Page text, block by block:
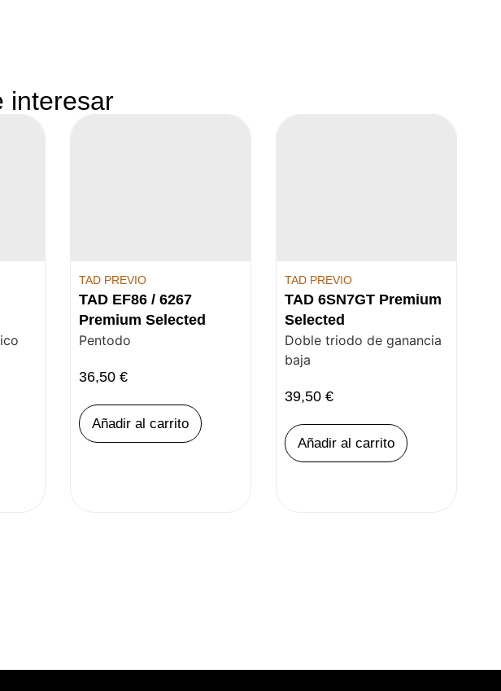
interesar
TAD PREVIO
TAD EF86 / 6267
Premium Selected
Pentodo
36,50 €
Añadir al carrito
TAD PREVIO
TAD 6SN7GT Premium
Selected
Doble triodo de ganancia
baja
39,50 €
Añadir al carrito